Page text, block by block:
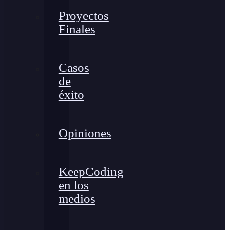
Proyectos
Finales
Casos
de
éxito
Opiniones
KeepCoding
en los
medios